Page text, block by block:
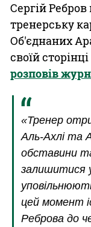
Сергій
тренерську
Об'єднаних
своїй
розповів
«Тренер
Аль-Ахлі та
обставини
залишитися
цей момент
Реброва до